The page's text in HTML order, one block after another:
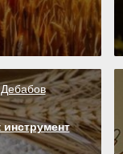
инструмент